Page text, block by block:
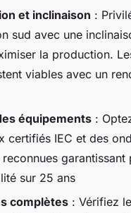
et inclinaison :
sud avec une
la production.
viables avec un
équipements :
certifiés IEC et des
reconnues
sur 25 ans
complètes : Vérifiez